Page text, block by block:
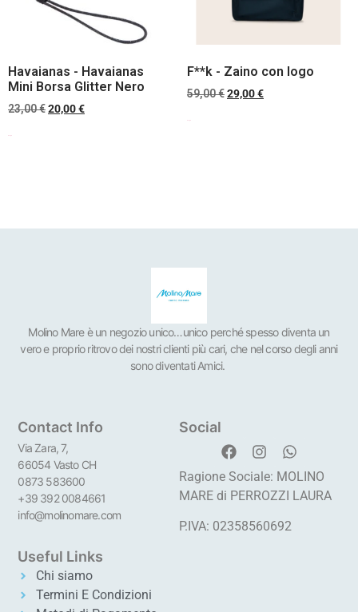
Havaianas - Havaianas
Mini Borsa Glitter Nero
23,00€20,00€
F**k - Zaino con logo
59,00€29,00€
Molino Mare è un negozio unico…unico perché spesso diventa un
vero e proprio ritrovo dei nostri clienti più cari, che nel corso degli anni
sono diventati Amici.
Contact Info
Via Zara, 7,
66054 Vasto CH
0873 583600
+39 392 0084661
info@molinomare.com
Social
Ragione Sociale: MOLINO
MARE di PERROZZI LAURA
P.IVA: 02358560692
Useful Links
Chi siamo
Termini E Condizioni